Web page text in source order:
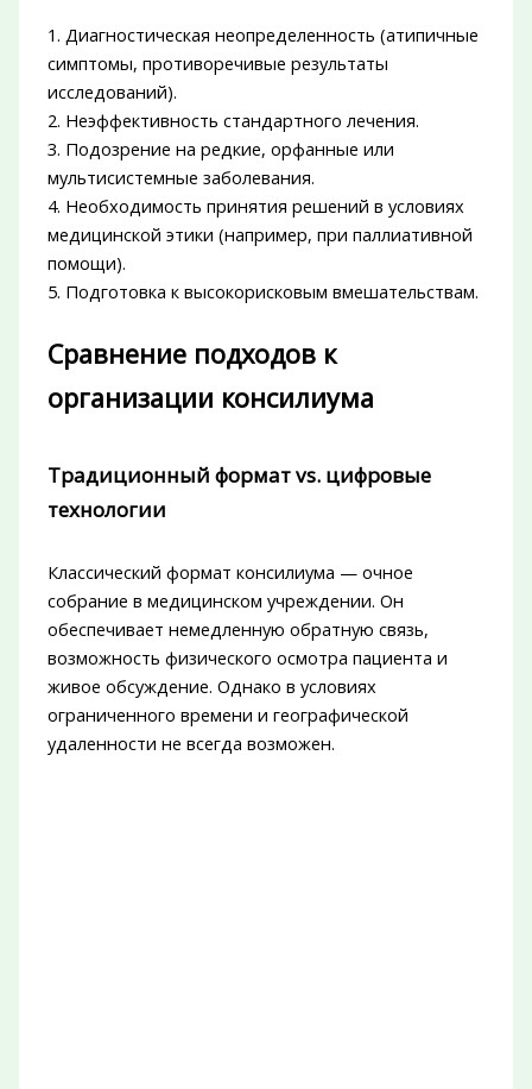
1. Диагностическая неопределенность (атипичные
симптомы, противоречивые результаты
исследований).
2. Неэффективность стандартного лечения.
3. Подозрение на редкие, орфанные или
мультисистемные заболевания.
4. Необходимость принятия решений в условиях
медицинской этики (например, при паллиативной
помощи).
5. Подготовка к высокорисковым вмешательствам.
Сравнение подходов к
организации консилиума
Традиционный формат vs. цифровые
технологии
Классический формат консилиума — очное
собрание в медицинском учреждении. Он
обеспечивает немедленную обратную связь,
возможность физического осмотра пациента и
живое обсуждение. Однако в условиях
ограниченного времени и географической
удаленности не всегда возможен.